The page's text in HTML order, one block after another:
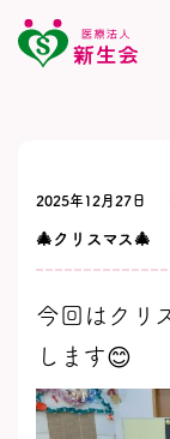
2025年12月27日
🎄クリスマス🎄
今回はクリ
します😊